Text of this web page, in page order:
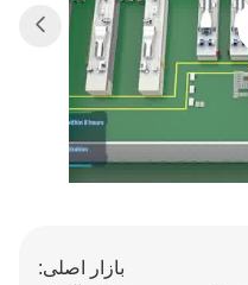
بازار اصلی: